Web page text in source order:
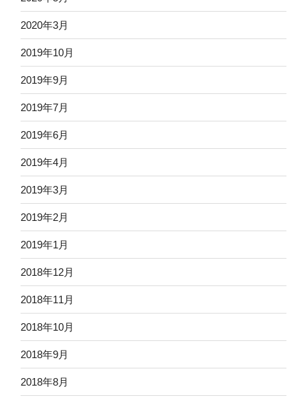
2020年3月
2019年10月
2019年9月
2019年7月
2019年6月
2019年4月
2019年3月
2019年2月
2019年1月
2018年12月
2018年11月
2018年10月
2018年9月
2018年8月